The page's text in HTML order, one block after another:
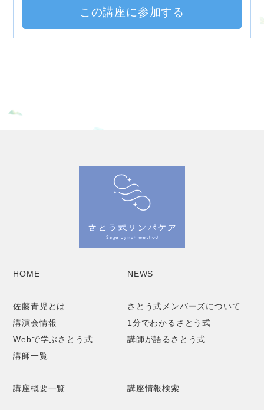
この講座に参加する
HOME NEWS
佐藤青児とは
さとう式メンバーズについて
講演会情報
1分でわかるさとう式
Webで学ぶさとう式
講師が語るさとう式
講師一覧
講座概要一覧 講座情報検索